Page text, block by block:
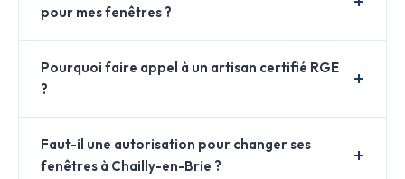
pour mes fenêtres ?
Pourquoi faire appel à un artisan certifié RGE
?
Faut-il une autorisation pour changer ses
fenêtres à Chailly-en-Brie ?